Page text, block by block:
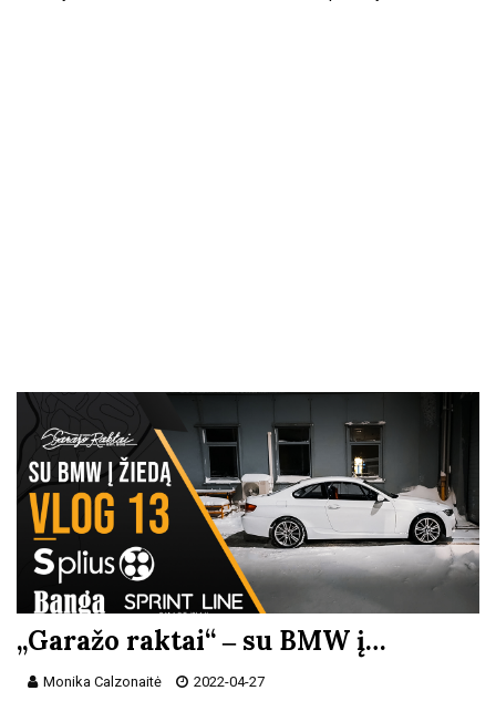
„Garažo raktai“ ‒ su BMW į…
Monika Calzonaitė 2022-04-27